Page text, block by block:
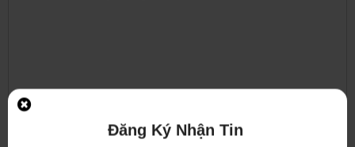
Đăng Ký Nhận Tin